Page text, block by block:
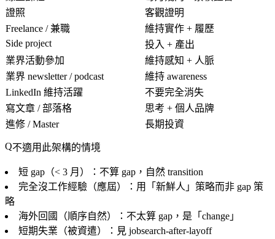
證照
客觀證明
Freelance / 兼職
維持實作 + 履歷
Side project
投入 + 產出
業界活動參加
維持感知 + 人脈
業界 newsletter / podcast
維持 awareness
LinkedIn 維持活躍
不要完全消失
寫文章 / 部落格
思考 + 個人品牌
進修 / Master
長期投資
不適用此架構的情境
短 gap（< 3 月）：不算 gap，自然 transition
完全沒工作經驗（應屆）：用「新鮮人」策略而非 gap 策
略
海外回國（順序自然）：不太算 gap，是「change」
短期失業（被資遣）：見 jobsearch-after-layoff